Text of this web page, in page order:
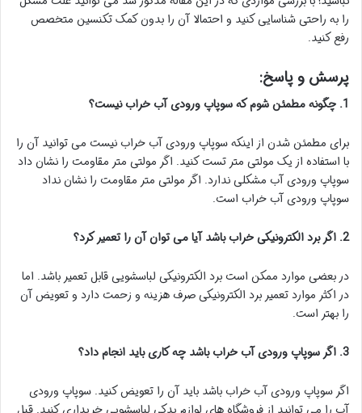
را به راحتی شناسایی کنید و احتمالا آن را بدون کمک تکنسین متخصص
رفع کنید.
پرسش و پاسخ:
1. چگونه مطمئن شوم که سوپاپ ورودی آب خراب نیست؟
برای مطمئن شدن از اینکه سوپاپ ورودی آب خراب نیست می توانید آن را
با استفاده از یک مولتی متر تست کنید. اگر مولتی متر مقاومت را نشان داد
سوپاپ ورودی آب مشکلی ندارد. اگر مولتی متر مقاومت را نشان نداد
سوپاپ ورودی آب خراب است.
2. اگر برد الکترونیکی خراب باشد آیا می توان آن را تعمیر کرد؟
در بعضی موارد ممکن است برد الکترونیکی لباسشویی قابل تعمیر باشد. اما
در اکثر موارد تعمیر برد الکترونیکی صرف هزینه و زحمت دارد و تعویض آن
را بهتر است.
3. اگر سوپاپ ورودی آب خراب باشد چه کاری باید انجام داد؟
اگر سوپاپ ورودی آب خراب باشد باید آن را تعویض کنید. سوپاپ ورودی